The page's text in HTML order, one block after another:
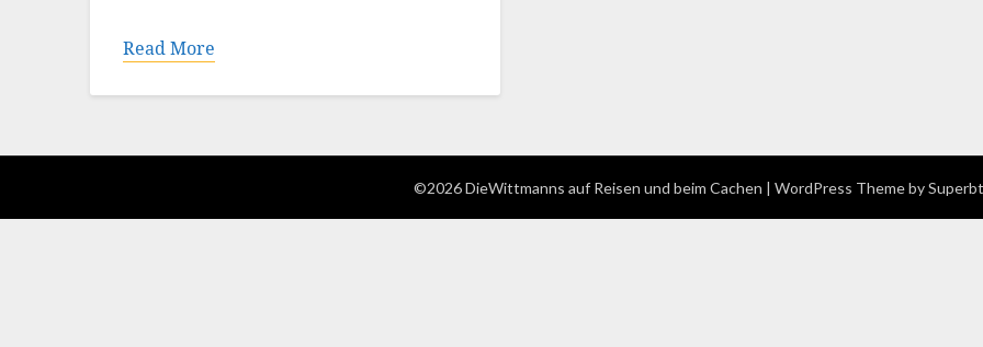
Read More
©2026 DieWittmanns auf Reisen und beim Cachen | WordPress Theme by